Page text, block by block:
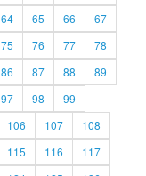
64 65 66
67
75 76 77
78
86 87 88
89
97 98
99
106 107
108
115 116
117